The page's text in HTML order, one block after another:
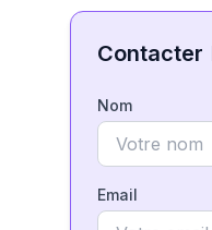
Contacter
Nom
Email